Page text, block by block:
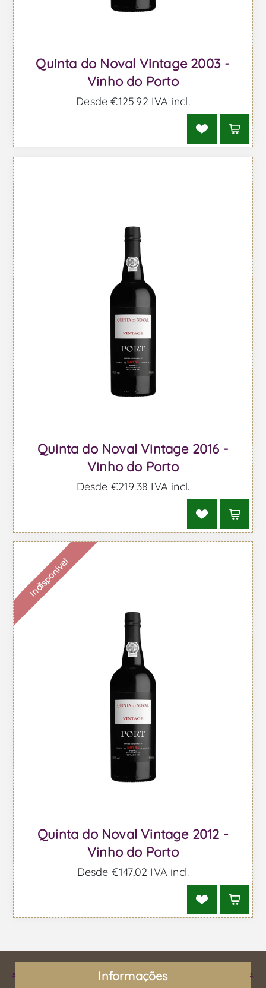
Quinta do Noval Vintage 2003 -
Vinho do Porto
Desde €125,92 IVA incl.
Quinta do Noval Vintage 2016 -
Vinho do Porto
Desde €219,38 IVA incl.
Indisponível
Quinta do Noval Vintage 2012 -
Vinho do Porto
Desde €147,02 IVA incl.
Informações